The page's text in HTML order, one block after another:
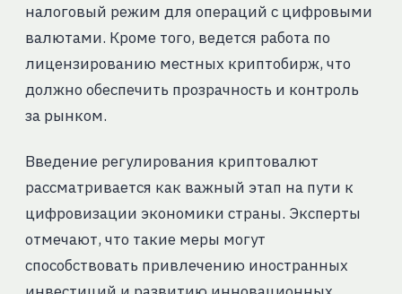
налоговый режим для операций с цифровыми
валютами. Кроме того, ведется работа по
лицензированию местных криптобирж, что
должно обеспечить прозрачность и контроль
за рынком.
Введение регулирования криптовалют
рассматривается как важный этап на пути к
цифровизации экономики страны. Эксперты
отмечают, что такие меры могут
способствовать привлечению иностранных